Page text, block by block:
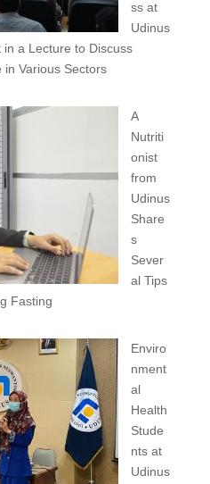
ss at
Udinus
a Lecture to Discuss
in Various Sectors
A
Nutriti
onist
from
Udinus
Share
s
Sever
al Tips
Fasting
Enviro
nment
al
Health
Stude
nts at
Udinus